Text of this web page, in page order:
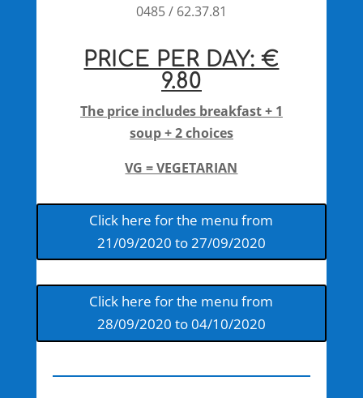
0485 / 62.37.81
PRICE PER DAY: €
9.80
The price includes breakfast + 1
soup + 2 choices
VG = VEGETARIAN
Click here for the menu from
21/09/2020 to 27/09/2020
Click here for the menu from
28/09/2020 to 04/10/2020